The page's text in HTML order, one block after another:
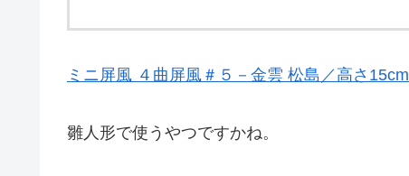
ミニ屏風 ４曲屏風＃５－金雲 松島／高さ15cm
雛人形で使うやつですかね。